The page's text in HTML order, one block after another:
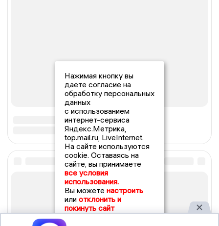
Нажимая кнопку вы
даете согласие на
обработку персональных
данных
с использованием
интернет-сервиса
Яндекс.Метрика,
top.mail.ru, LiveInternet.
На сайте используются
cookie. Оставаясь на
сайте, вы принимаете
все условия
использования.
Вы можете настроить
или отклонить и
покинуть сайт